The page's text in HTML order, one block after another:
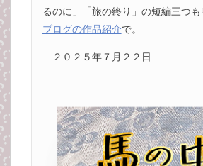
るのに」「旅の終り」の短編三つも
ブログの作品紹介で。
２０２５年７月２２日